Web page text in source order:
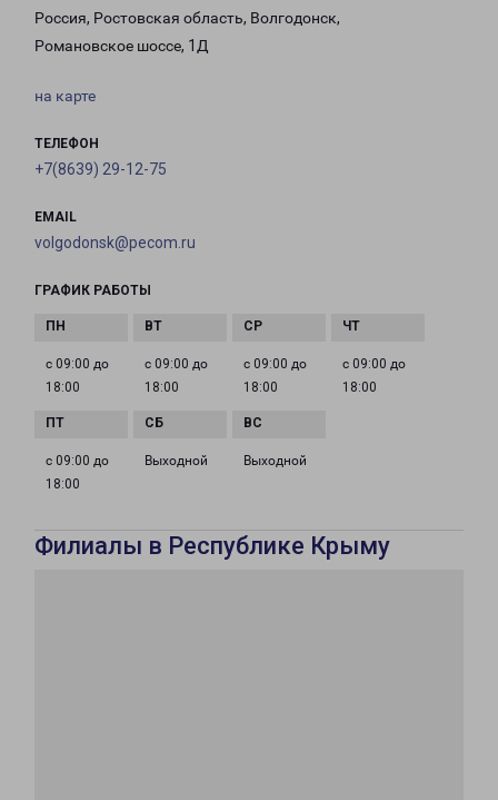
Россия, Ростовская область, Волгодонск,
Романовское шоссе, 1Д
на карте
ТЕЛЕФОН
+7(8639) 29-12-75
EMAIL
volgodonsk@pecom.ru
ГРАФИК РАБОТЫ
с 09:00 до
18:00
с 09:00 до
18:00
с 09:00 до
18:00
с 09:00 до
18:00
с 09:00 до
18:00
Выходной Выходной
Филиалы в Республике Крыму